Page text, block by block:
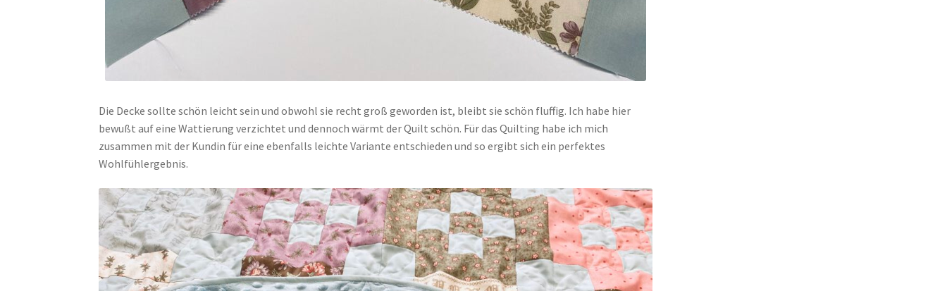
Die Decke sollte schön leicht sein und obwohl sie recht groß geworden ist, bleibt sie schön fluffig. Ich habe hier
bewußt auf eine Wattierung verzichtet und dennoch wärmt der Quilt schön. Für das Quilting habe ich mich
zusammen mit der Kundin für eine ebenfalls leichte Variante entschieden und so ergibt sich ein perfektes
Wohlfühlergebnis.